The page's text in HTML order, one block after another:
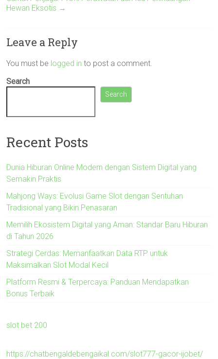
Hewan Eksotis →
Leave a Reply
You must be logged in to post a comment.
Search
Search
Recent Posts
Dunia Hiburan Online Modern dengan Sistem Digital yang
Semakin Praktis
Mahjong Ways: Evolusi Game Slot dengan Sentuhan
Tradisional yang Bikin Penasaran
Memilih Ekosistem Digital yang Aman: Standar Baru Hiburan
di Tahun 2026
Strategi Cerdas: Memanfaatkan Data RTP untuk
Maksimalkan Slot Modal Kecil
Platform Resmi & Terpercaya: Panduan Mendapatkan
Bonus Terbaik
slot bet 200
https://chatbengaldebengaikal.com/slot777-gacor-ijobet/